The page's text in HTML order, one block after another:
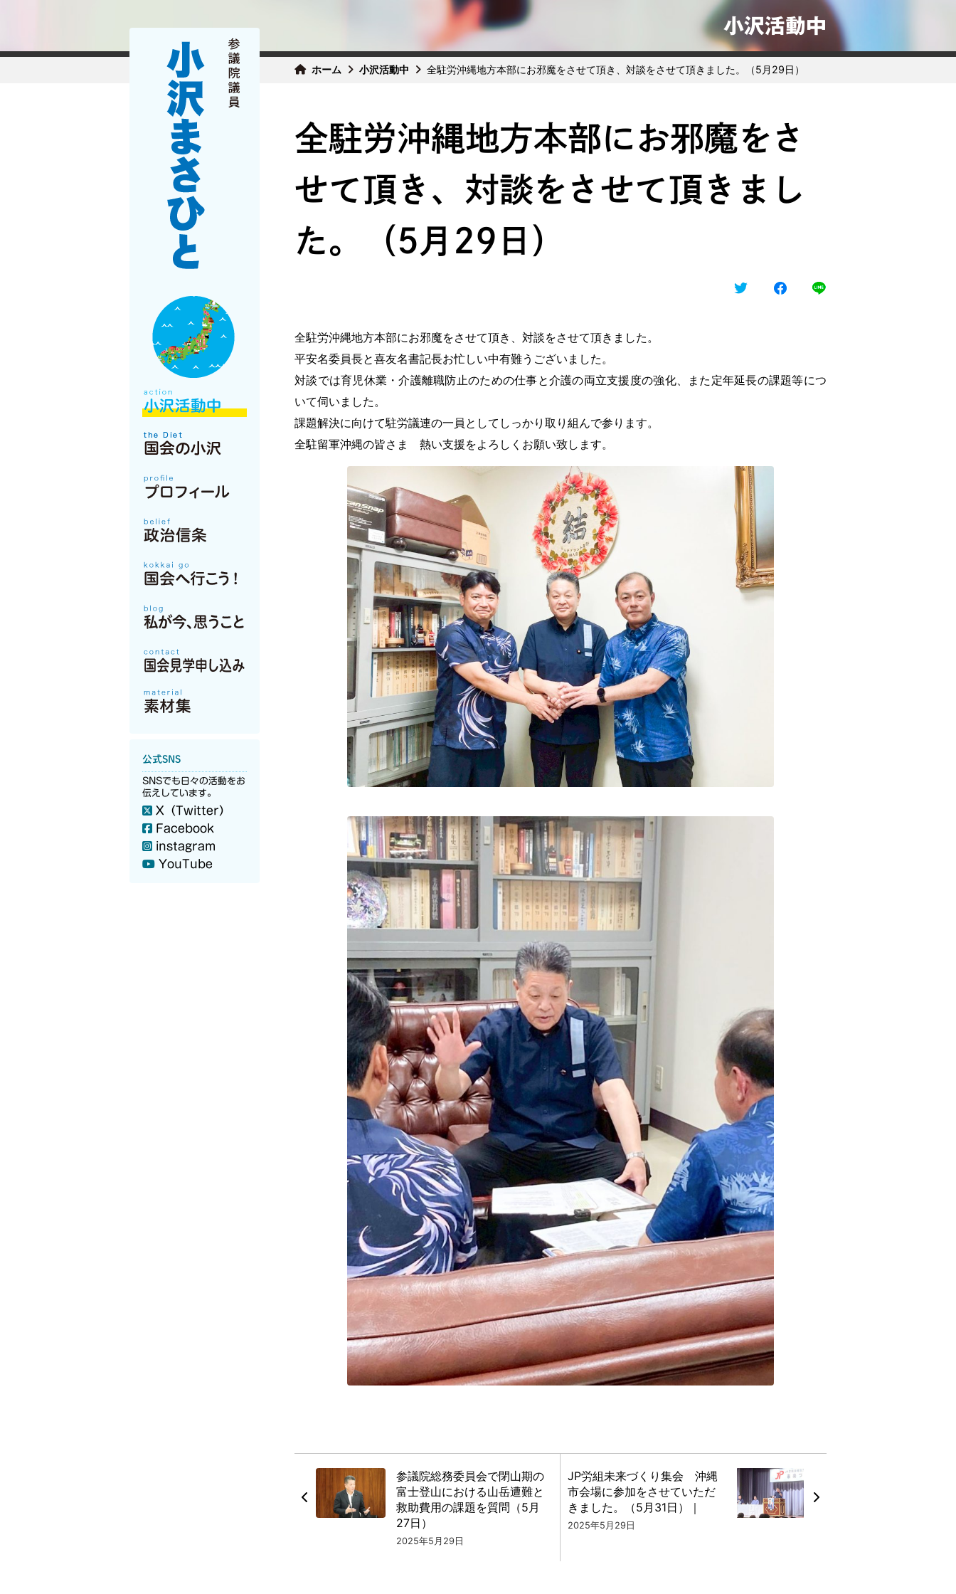
小沢活動中
ホーム 小沢活動中 全駐労沖縄地方本部にお邪魔をさせて頂き、対談をさせて頂きました。（5月29日）
公式SNS
SNSでも日々の活動をお
伝えしています。
X（Twitter）
Facebook
instagram
YouTube
全駐労沖縄地方本部にお邪魔をさ
せて頂き、対談をさせて頂きまし
た。（5月29日）
全駐労沖縄地方本部にお邪魔をさせて頂き、対談をさせて頂きました。
平安名委員長と喜友名書記長お忙しい中有難うございました。
対談では育児休業・介護離職防止のための仕事と介護の両立支援度の強化、また定年延長の課題等につ
いて伺いました。
課題解決に向けて駐労議連の一員としてしっかり取り組んで参ります。
全駐留軍沖縄の皆さま 熱い支援をよろしくお願い致します。
参議院総務委員会で閉山期の
富士登山における山岳遭難と
救助費用の課題を質問（5月
27日）
2025年5月29日
JP労組未来づくり集会 沖縄
市会場に参加をさせていただ
きました。（5月31日）｜
2025年5月29日